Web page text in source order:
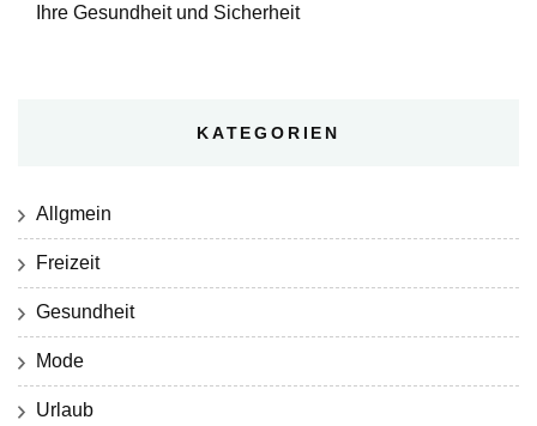
Ihre Gesundheit und Sicherheit
KATEGORIEN
Allgmein
Freizeit
Gesundheit
Mode
Urlaub